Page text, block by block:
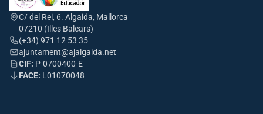
C/ del Rei, 6. Algaida, Mallorca
07210 (Illes Balears)
(+34) 971 12 53 35
ajuntament@ajalgaida.net
CIF: P-0700400-E
FACE: L01070048